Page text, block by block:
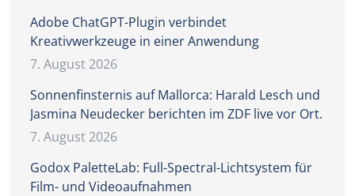
Adobe ChatGPT-Plugin verbindet
Kreativwerkzeuge in einer Anwendung
7. August 2026
Sonnenfinsternis auf Mallorca: Harald Lesch und
Jasmina Neudecker berichten im ZDF live vor Ort.
7. August 2026
Godox PaletteLab: Full-Spectral-Lichtsystem für
Film- und Videoaufnahmen